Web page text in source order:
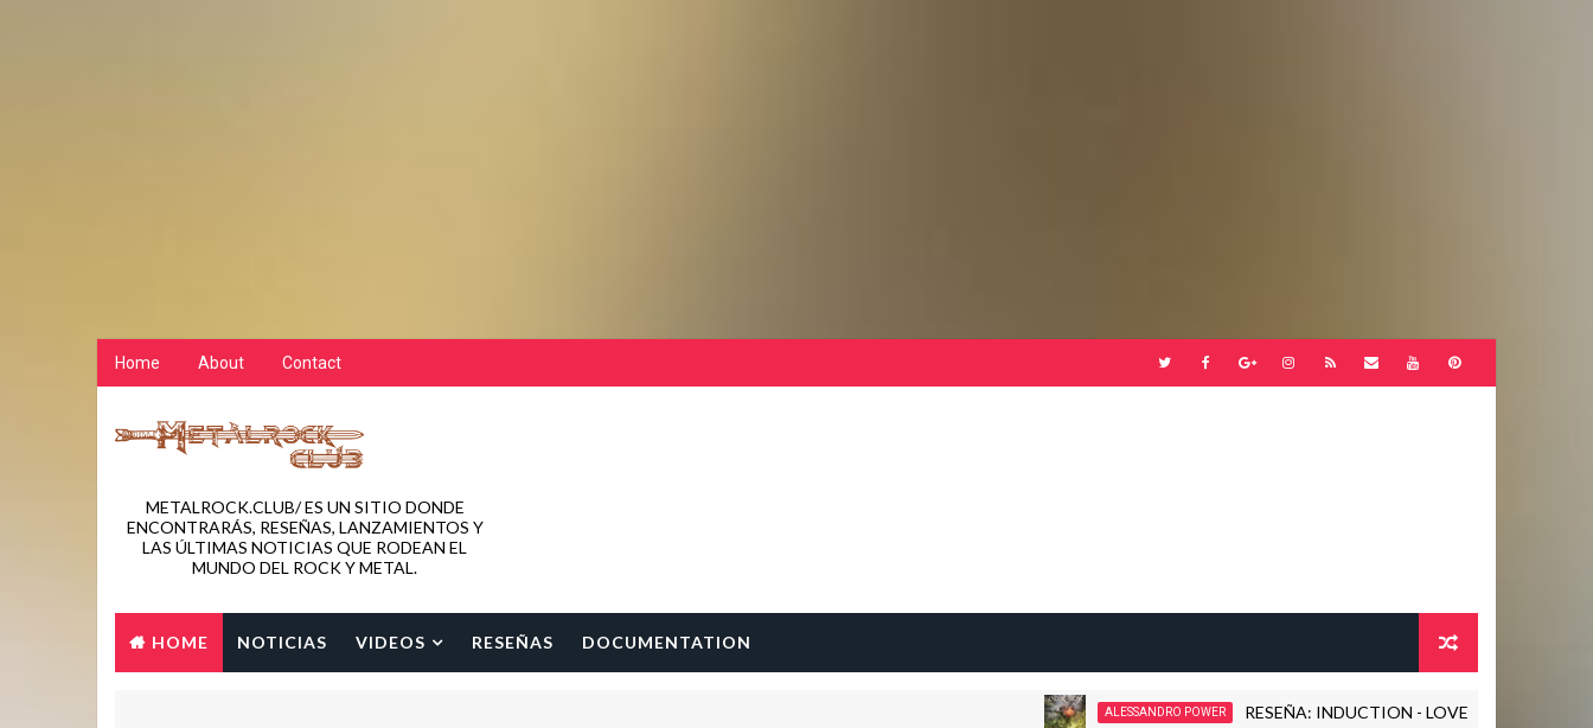
Home About Contact
METALROCK.CLUB/ ES UN SITIO DONDE
ENCONTRARÁS, RESEÑAS, LANZAMIENTOS Y
LAS ÚLTIMAS NOTICIAS QUE RODEAN EL
MUNDO DEL ROCK Y METAL.
HOME NOTICIAS VIDEOS RESEÑAS DOCUMENTATION
ALESSANDRO POWER RESEÑA: INDUCTION - LOVE KILLS! (2026)